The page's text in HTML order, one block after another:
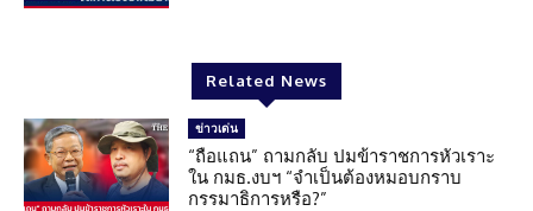
Related News
ข่าวเด่น
“ถือแถน” ถามกลับ ปมข้าราชการหัวเราะ
ใน กมธ.งบฯ “จำเป็นต้องหมอบกราบ
กรรมาธิการหรือ?”